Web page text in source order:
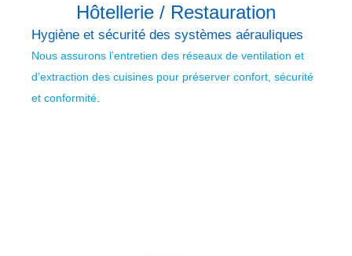
Hôtellerie / Restauration
Hygiène et sécurité des systèmes aérauliques
Nous assurons l’entretien des réseaux de ventilation et
d’extraction des cuisines pour préserver confort, sécurité
et conformité.